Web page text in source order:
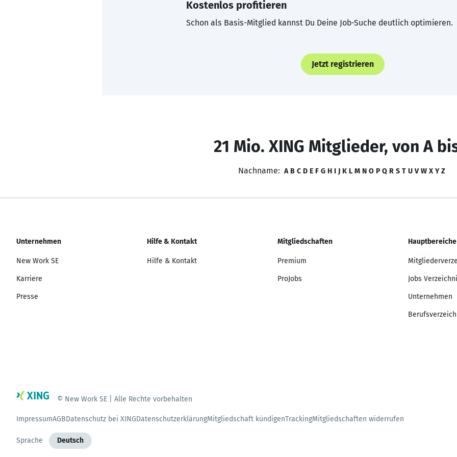
Kostenlos profitieren
Schon als Basis-Mitglied kannst Du Deine Job-Suche deutlich optimieren.
Jetzt registrieren
21 Mio. XING Mitglieder, von A
Nachname: A B C D E F G H I J K L M N O P Q R S T U V W X Y Z
Unternehmen
New Work SE
Karriere
Presse
Hilfe & Kontakt
Hilfe & Kontakt
Mitgliedschaften
Premium
ProJobs
Hauptbereiche
Jobs
Unternehmen
© New Work SE | Alle Rechte vorbehalten
ImpressumAGBDatenschutz bei XINGDatenschutzerklärungMitgliedschaft kündigenTrackingMitgliedschaften widerrufen
Sprache Deutsch